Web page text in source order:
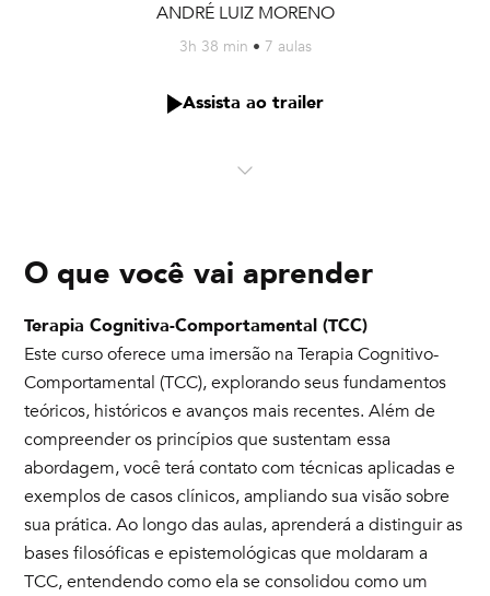
ANDRÉ LUIZ MORENO
3h 38 min • 7 aulas
Assista ao trailer
O que você vai aprender
Terapia Cognitiva-Comportamental (TCC)
Este curso oferece uma imersão na Terapia Cognitivo-
Comportamental (TCC), explorando seus fundamentos
teóricos, históricos e avanços mais recentes. Além de
compreender os princípios que sustentam essa
abordagem, você terá contato com técnicas aplicadas e
exemplos de casos clínicos, ampliando sua visão sobre
sua prática. Ao longo das aulas, aprenderá a distinguir as
bases filosóficas e epistemológicas que moldaram a
TCC, entendendo como ela se consolidou como um